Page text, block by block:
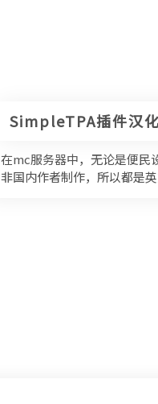
SimpleTPA插件汉
在mc服务器中，无论是便民
非国内作者制作，所以都是